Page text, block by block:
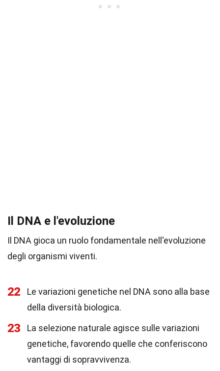
Il DNA e l'evoluzione
Il DNA gioca un ruolo fondamentale nell'evoluzione
degli organismi viventi.
22
Le variazioni genetiche nel DNA sono alla base
della diversità biologica.
23
La selezione naturale agisce sulle variazioni
genetiche, favorendo quelle che conferiscono
vantaggi di sopravvivenza.